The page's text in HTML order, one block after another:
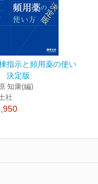
指示と頻用薬の使い
決定版
知康(編)
社